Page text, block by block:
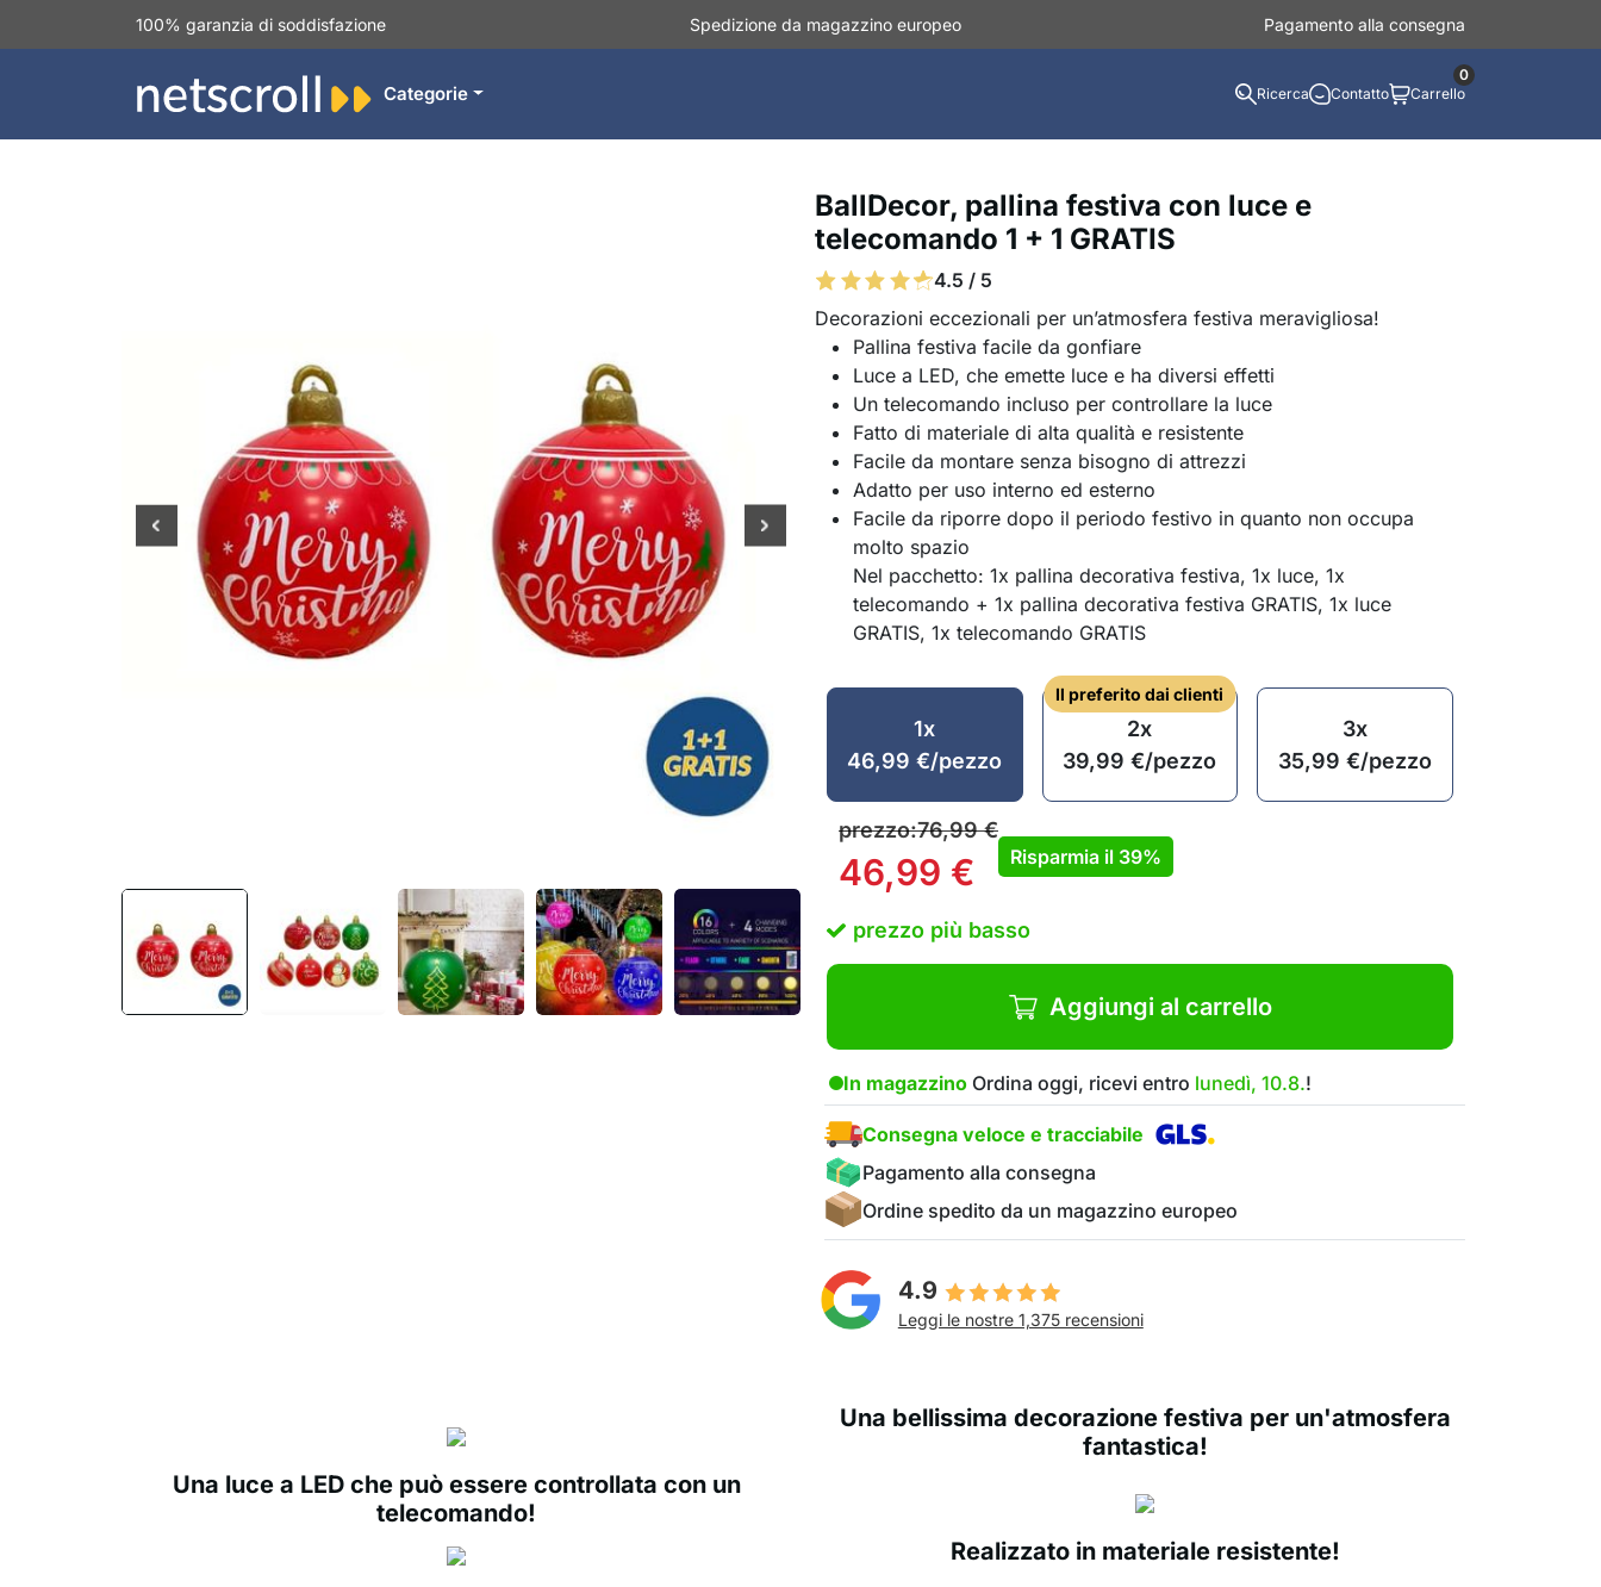
100% garanzia di soddisfazione Spedizione da magazzino europeo Pagamento alla consegna
Categorie Ricerca Contatto Carrello
0
BallDecor, pallina festiva con luce e
telecomando 1 + 1 GRATIS
4.5 / 5
Decorazioni eccezionali per un’atmosfera festiva meravigliosa!
Pallina festiva facile da gonfiare
Luce a LED, che emette luce e ha diversi effetti
Un telecomando incluso per controllare la luce
Fatto di materiale di alta qualità e resistente
Facile da montare senza bisogno di attrezzi
Adatto per uso interno ed esterno
Facile da riporre dopo il periodo festivo in quanto non occupa
molto spazio
Nel pacchetto: 1x pallina decorativa festiva, 1x luce, 1x
telecomando + 1x pallina decorativa festiva GRATIS, 1x luce
GRATIS, 1x telecomando GRATIS
1x
46,99€/pezzo
Il preferito dai clienti
2x
39,99€/pezzo
3x
35,99€/pezzo
prezzo:76,99€
46,99 € Risparmia il 39%
prezzo più basso
Aggiungi al carrello
In magazzino Ordina oggi, ricevi entro lunedì, 10.8.!
Consegna veloce e tracciabile
Pagamento alla consegna
Ordine spedito da un magazzino europeo
4.9
Leggi le nostre 1,375 recensioni
Una bellissima decorazione festiva per un'atmosfera
fantastica!
Una luce a LED che può essere controllata con un
telecomando!
Realizzato in materiale resistente!